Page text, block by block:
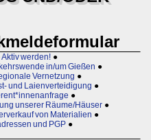
Aktiv werden! ●
in/um Gießen ●
Vernetzung ●
und Laienverteidigung ●
●
unserer Räume/Häuser ●
von Materialien ●
und PGP ●